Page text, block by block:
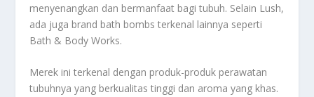
menyenangkan dan bermanfaat bagi tubuh. Selain Lush,
ada juga brand bath bombs terkenal lainnya seperti
Bath & Body Works.
Merek ini terkenal dengan produk-produk perawatan
tubuhnya yang berkualitas tinggi dan aroma yang khas.